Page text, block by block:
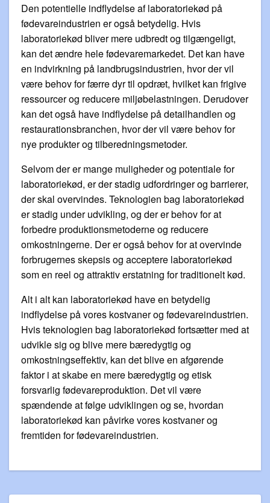
Den potentielle indflydelse af laboratoriekød på
fødevareindustrien er også betydelig. Hvis
laboratoriekød bliver mere udbredt og tilgængeligt,
kan det ændre hele fødevaremarkedet. Det kan have
en indvirkning på landbrugsindustrien, hvor der vil
være behov for færre dyr til opdræt, hvilket kan frigive
ressourcer og reducere miljøbelastningen. Derudover
kan det også have indflydelse på detailhandlen og
restaurationsbranchen, hvor der vil være behov for
nye produkter og tilberedningsmetoder.
Selvom der er mange muligheder og potentiale for
laboratoriekød, er der stadig udfordringer og barrierer,
der skal overvindes. Teknologien bag laboratoriekød
er stadig under udvikling, og der er behov for at
forbedre produktionsmetoderne og reducere
omkostningerne. Der er også behov for at overvinde
forbrugernes skepsis og acceptere laboratoriekød
som en reel og attraktiv erstatning for traditionelt kød.
Alt i alt kan laboratoriekød have en betydelig
indflydelse på vores kostvaner og fødevareindustrien.
Hvis teknologien bag laboratoriekød fortsætter med at
udvikle sig og blive mere bæredygtig og
omkostningseffektiv, kan det blive en afgørende
faktor i at skabe en mere bæredygtig og etisk
forsvarlig fødevareproduktion. Det vil være
spændende at følge udviklingen og se, hvordan
laboratoriekød kan påvirke vores kostvaner og
fremtiden for fødevareindustrien.